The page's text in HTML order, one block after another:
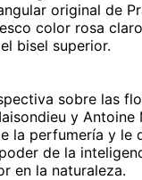
original de
color rosa
bisel superior.
sobre las
y
la perfumería y le
de la
en la naturaleza.